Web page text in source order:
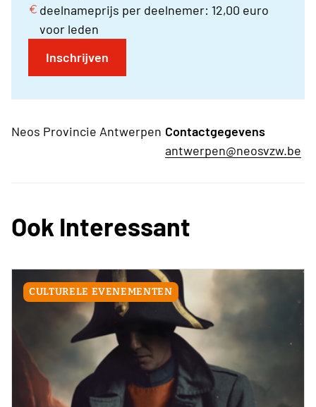
deelnameprijs per deelnemer: 12,00 euro
voor leden
Inschrijven
Neos Provincie Antwerpen Contactgegevens
antwerpen@neosvzw.be
Ook Interessant
CULTURELE EVENEMENTEN